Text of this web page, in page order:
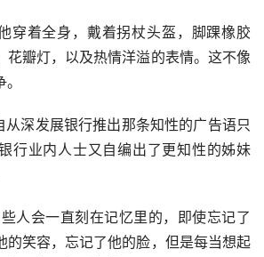
花瓣灯，以及热情洋溢的表情。这不像
行业内人士又自编出了更知性的姊妹
的笑容，忘记了他的脸，但是每当想起